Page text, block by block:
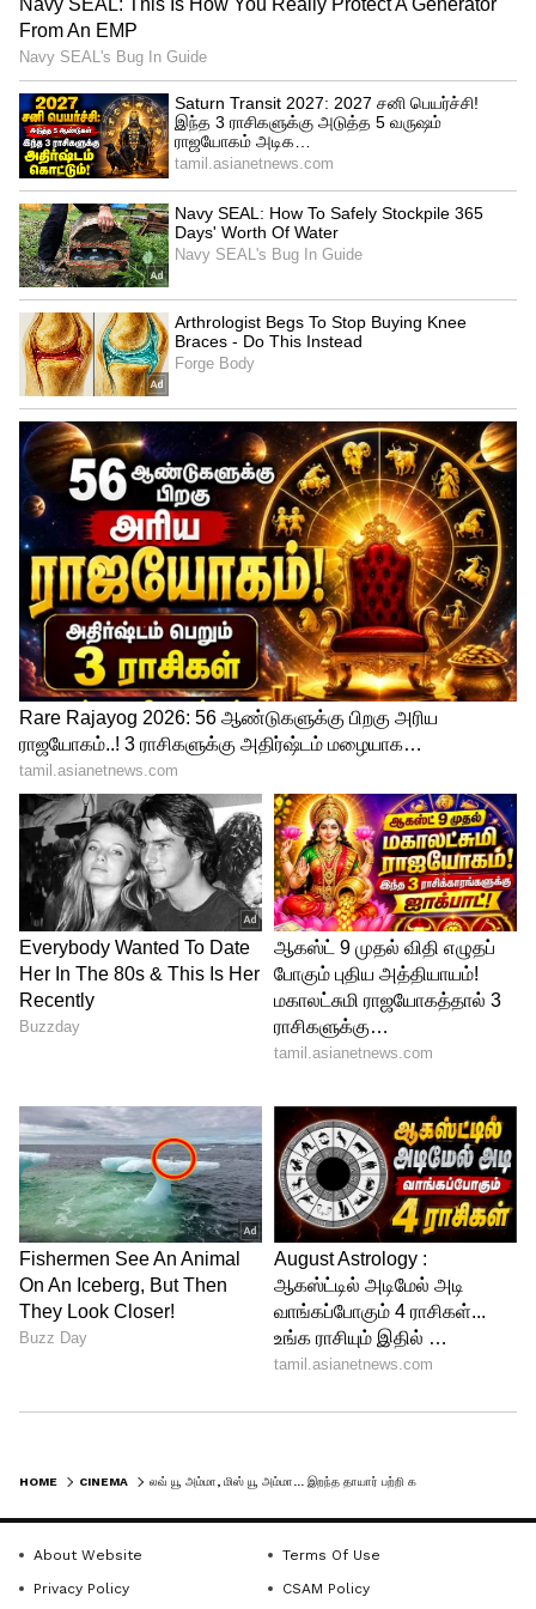
குன்றிய போதெல்லாம் மருத்துவர்களே
ஆச்சரியப்படும் வகையில் அவர் மீண்டு
வந்திருக்கிறார். நீ வெற்றி பெறுவதை
பார்க்காமல் நான் போய் விட மாட்டேன்
என்று புன்னகையுடன் என்னிடம் கூறுவார்.
ஷீ இஸ் அ ஃபைட்டர். ஆனால் யாருமே
எதிர்ப்பார்க்காத போது எங்களை எல்லாம்
விட்டு விட்டு சென்று விட்டார்.
மேலும் செய்திகள்:கடைசில இப்படி
ஆகிடுச்சே... அஜித்துக்கு பதிலா
யாஷிகா..? செம்ம அப்செட்டான
ரசிகர்கள்..!
எனக்கு பாசத்தை பெரிதாக வெளிப்படுத்த
தெரியாது என்ற போதிலும், அம்மா
உறவினர் ஒருவரிடம் சொன்னபோது கூட,
அப்படியெல்லாம் உன்னை விட்டு செல்ல
HOME CINEMA
About Website
Terms Of Use
Privacy Policy
CSAM Policy